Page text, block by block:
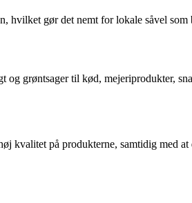
hvilket gør det nemt for lokale såvel
grøntsager til kød, mejeriprodukter,
kvalitet på produkterne, samtidig med